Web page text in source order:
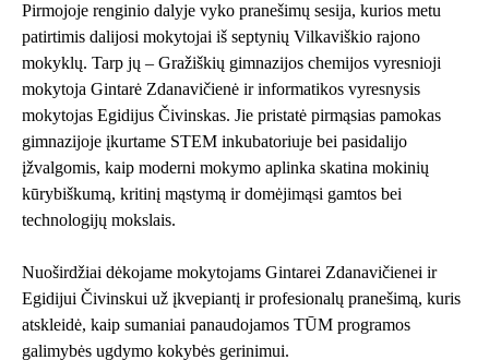
Pirmojoje renginio dalyje vyko pranešimų sesija, kurios metu
patirtimis dalijosi mokytojai iš septynių Vilkaviškio rajono
mokyklų. Tarp jų – Gražiškių gimnazijos chemijos vyresnioji
mokytoja Gintarė Zdanavičienė ir informatikos vyresnysis
mokytojas Egidijus Čivinskas. Jie pristatė pirmąsias pamokas
gimnazijoje įkurtame STEM inkubatoriuje bei pasidalijo
įžvalgomis, kaip moderni mokymo aplinka skatina mokinių
kūrybiškumą, kritinį mąstymą ir domėjimąsi gamtos bei
technologijų mokslais.
Nuoširdžiai dėkojame mokytojams Gintarei Zdanavičienei ir
Egidijui Čivinskui už įkvepiantį ir profesionalų pranešimą, kuris
atskleidė, kaip sumaniai panaudojamos TŪM programos
galimybės ugdymo kokybės gerinimui.